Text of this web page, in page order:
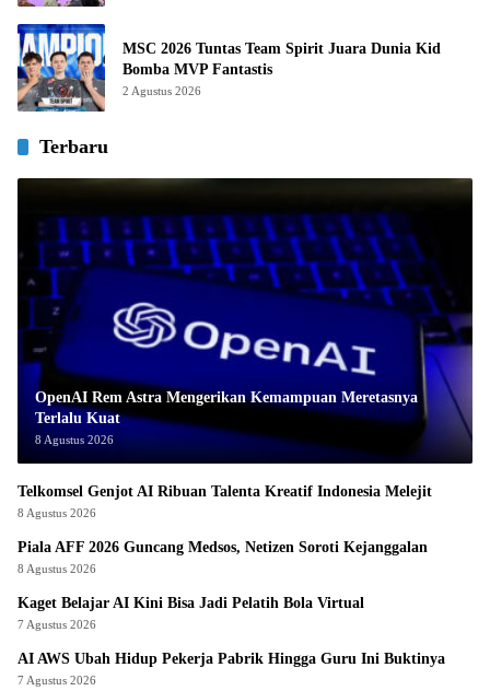
MSC 2026 Tuntas Team Spirit Juara Dunia Kid
Bomba MVP Fantastis
2 Agustus 2026
Terbaru
OpenAI Rem Astra Mengerikan Kemampuan Meretasnya
Terlalu Kuat
8 Agustus 2026
Telkomsel Genjot AI Ribuan Talenta Kreatif Indonesia Melejit
8 Agustus 2026
Piala AFF 2026 Guncang Medsos, Netizen Soroti Kejanggalan
8 Agustus 2026
Kaget Belajar AI Kini Bisa Jadi Pelatih Bola Virtual
7 Agustus 2026
AI AWS Ubah Hidup Pekerja Pabrik Hingga Guru Ini Buktinya
7 Agustus 2026